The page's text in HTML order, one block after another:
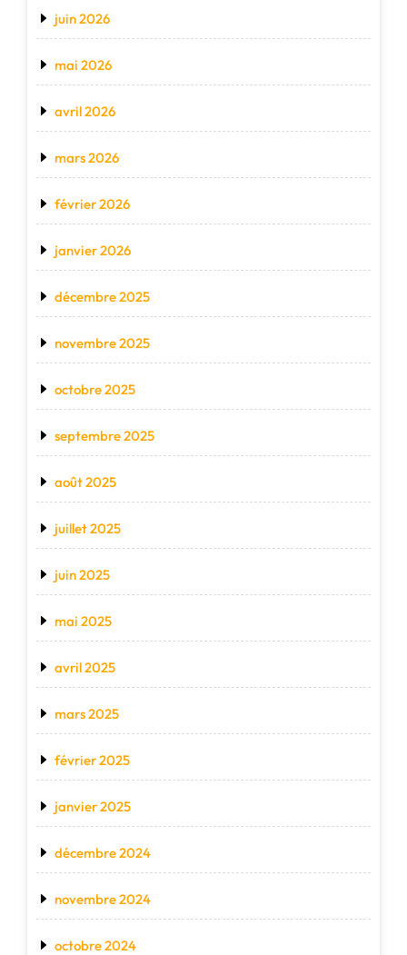
juin 2026
mai 2026
avril 2026
mars 2026
février 2026
janvier 2026
décembre 2025
novembre 2025
octobre 2025
septembre 2025
août 2025
juillet 2025
juin 2025
mai 2025
avril 2025
mars 2025
février 2025
janvier 2025
décembre 2024
novembre 2024
octobre 2024